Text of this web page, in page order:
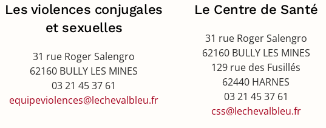
Les violences conjugales
et sexuelles
31 rue Roger Salengro
62160 BULLY LES MINES
03 21 45 37 61
equipeviolences@lechevalbleu.fr
Le Centre de Santé
31 rue Roger Salengro
62160 BULLY LES MINES
129 rue des Fusillés
62440 HARNES
03 21 45 37 61
css@lechevalbleu.fr